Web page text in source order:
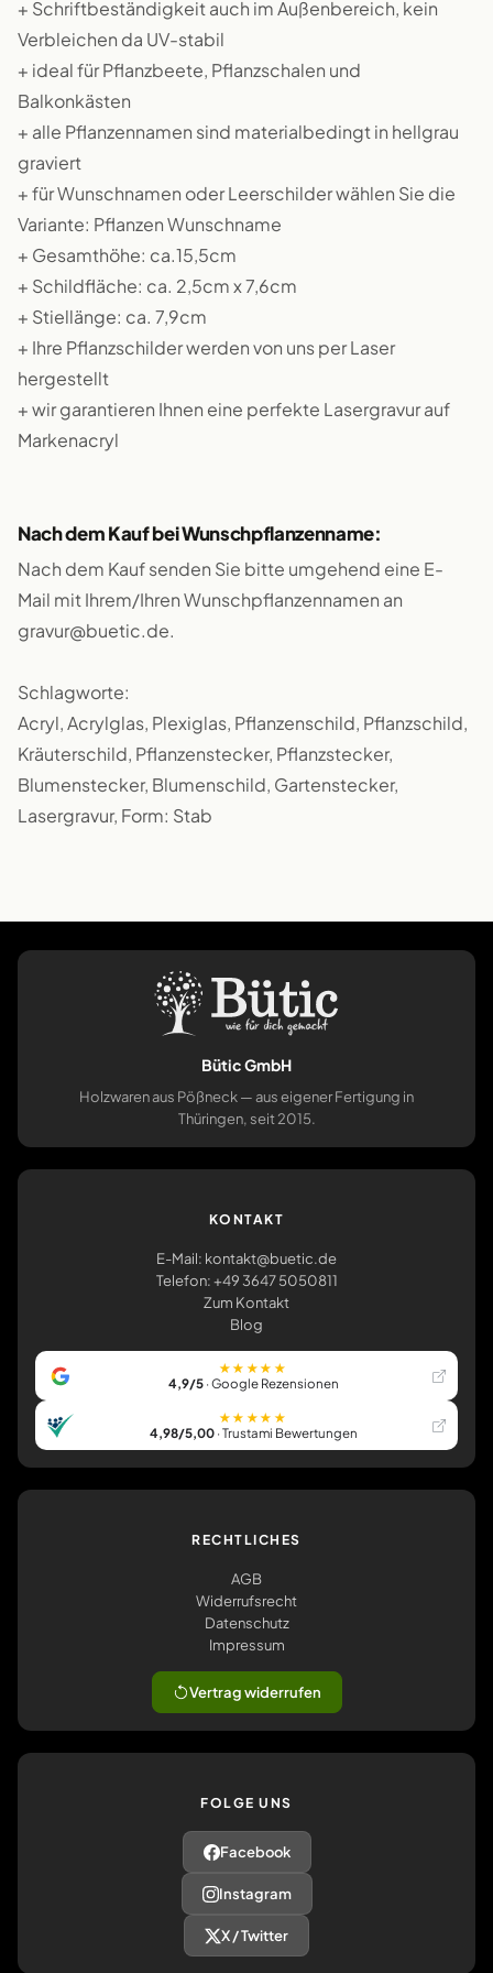
+ Schriftbeständigkeit auch im Außenbereich, kein
Verbleichen da UV-stabil
+ ideal für Pflanzbeete, Pflanzschalen und
Balkonkästen
+ alle Pflanzennamen sind materialbedingt in hellgrau
graviert
+ für Wunschnamen oder Leerschilder wählen Sie die
Variante: Pflanzen Wunschname
+ Gesamthöhe: ca.15,5cm
+ Schildfläche: ca. 2,5cm x 7,6cm
+ Stiellänge: ca. 7,9cm
+ Ihre Pflanzschilder werden von uns per Laser
hergestellt
+ wir garantieren Ihnen eine perfekte Lasergravur auf
Markenacryl
Nach dem Kauf bei Wunschpflanzenname:
Nach dem Kauf senden Sie bitte umgehend eine E-
Mail mit Ihrem/Ihren Wunschpflanzennamen an
gravur@buetic.de.
Schlagworte:
Acryl, Acrylglas, Plexiglas, Pflanzenschild, Pflanzschild,
Kräuterschild, Pflanzenstecker, Pflanzstecker,
Blumenstecker, Blumenschild, Gartenstecker,
Lasergravur, Form: Stab
Bütic GmbH
Holzwaren aus Pößneck — aus eigener Fertigung in
Thüringen, seit 2015.
KONTAKT
E-Mail: kontakt@buetic.de
Telefon: +49 3647 5050811
Zum Kontakt
Blog
★★★★★
4,9/5· Google Rezensionen
★★★★★
4,98/5,00· Trustami Bewertungen
RECHTLICHES
AGB
Widerrufsrecht
Datenschutz
Impressum
Vertrag widerrufen
FOLGE UNS
Facebook
Instagram
X / Twitter